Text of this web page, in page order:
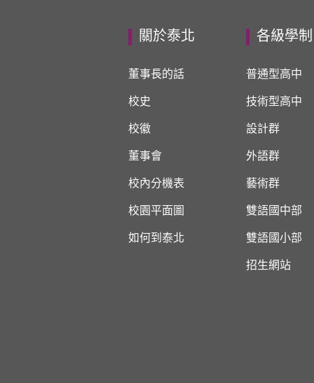
關於泰北
董事長的話
校史
校徽
董事會
校內分機表
校園平面圖
如何到泰北
各級學制
普通型高中
技術型高中
設計群
外語群
藝術群
雙語國中部
雙語國小部
招生網站